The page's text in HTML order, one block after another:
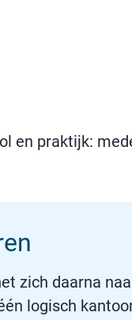
en praktijk:
zich daarna
logisch